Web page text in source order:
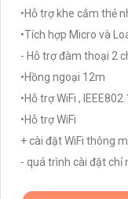
•Hỗ trợ khe cắm thẻ
•Tích hợp Micro và
- Hỗ trợ đàm thoại 2
•Hồng ngoại 12m
•Hỗ trợ WiFi ,
•Hỗ trợ WiFi
+ cài đặt WiFi thông
- quá trình cài đặt chỉ